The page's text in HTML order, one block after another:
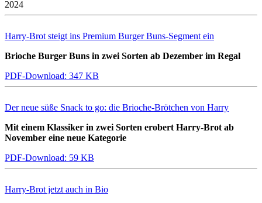
2024
Harry-Brot steigt ins Premium Burger Buns-Segment ein
Brioche Burger Buns in zwei Sorten ab Dezember im Regal
PDF-Download: 347 KB
Der neue süße Snack to go: die Brioche-Brötchen von Harry
Mit einem Klassiker in zwei Sorten erobert Harry-Brot ab
November eine neue Kategorie
PDF-Download: 59 KB
Harry-Brot jetzt auch in Bio